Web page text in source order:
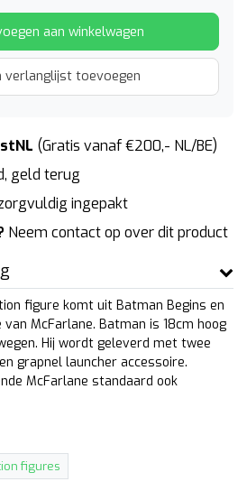
aan winkelwagen
verlanglijst toevoegen
(Gratis vanaf €200,- NL/BE)
geld terug
ingepakt
Neem contact op over dit product
figure komt uit Batman Begins en
McFarlane. Batman is 18cm hoog
Hij wordt geleverd met twee
grapnel launcher accessoire.
McFarlane standaard ook
figures